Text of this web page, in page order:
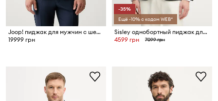
Joop! пиджак для мужчин с шерстью
19999 грн
-35%
Ещё -10% с кодом WEB*
Sisley однобортный пиджак для мужчин
4599 грн
7099 грн